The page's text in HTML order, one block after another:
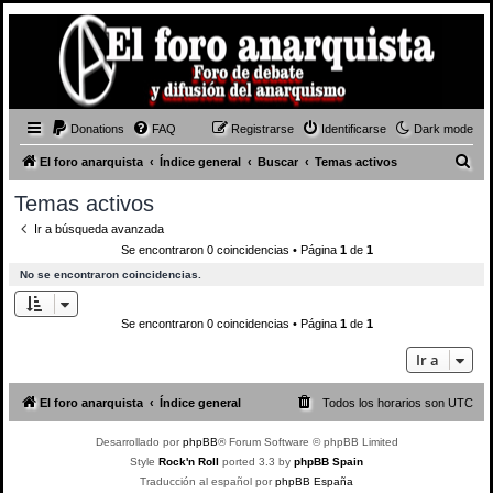
Dark mode
Donations FAQ Identificarse
Registrarse
El foro anarquista Índice general Buscar Temas activos
Temas activos
Ir a búsqueda avanzada
Se encontraron 0 coincidencias • Página 1de 1
No se encontraron coincidencias.
Se encontraron 0 coincidencias • Página 1de 1
Ir a
El foro anarquista Índice general Todos los horarios son UTC
Desarrollado porphpBB® Forum Software © phpBB Limited
Style Rock'n Roll ported 3.3 by phpBB Spain
Traducción al español porphpBB España